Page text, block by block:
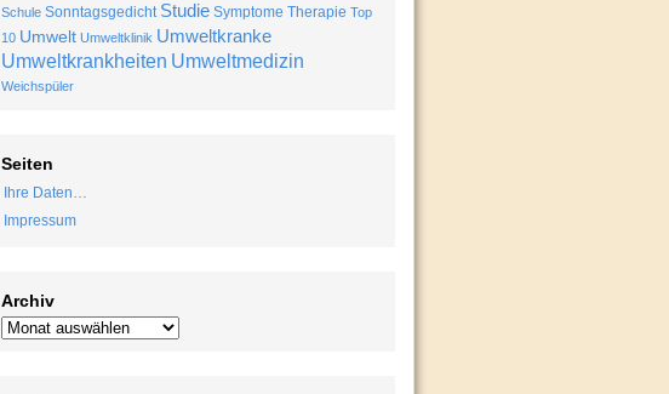
Schule Sonntagsgedicht Studie Symptome Therapie Top
10 Umwelt Umweltklinik Umweltkranke
Umweltkrankheiten Umweltmedizin
Weichspüler
Seiten
Ihre Daten…
Impressum
Archiv